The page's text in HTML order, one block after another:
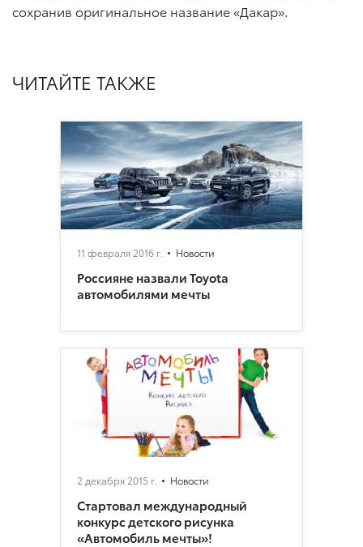
сохранив оригинальное название «Дакар».
ЧИТАЙТЕ ТАКЖЕ
11 февраля 2016 г. Новости
Россияне назвали Toyota
автомобилями мечты
2 декабря 2015 г. Новости
Стартовал международный
конкурс детского рисунка
«Автомобиль мечты»!